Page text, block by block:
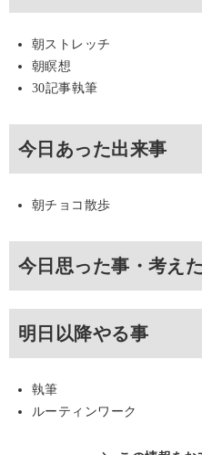
朝ストレッチ
朝瞑想
30記事執筆
今日あった出来事
朝チョコ散歩
今日思った事・考え
明日以降やる事
執筆
ルーティンワーク